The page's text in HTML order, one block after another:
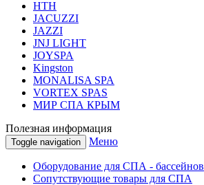
HТН
JACUZZI
JAZZI
JNJ LIGHT
JOYSPA
Kingston
MONALISA SPA
VORTEX SPAS
МИР СПА КРЫМ
Полезная информация
Toggle navigation Меню
Оборудование для СПА - бассейнов
Сопутствующие товары для СПА